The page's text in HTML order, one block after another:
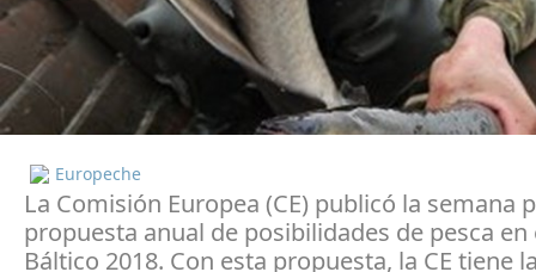
Europeche
La Comisión Europea (CE) publicó la semana
propuesta anual de posibilidades de pesca en
Báltico 2018. Con esta propuesta, la CE tiene